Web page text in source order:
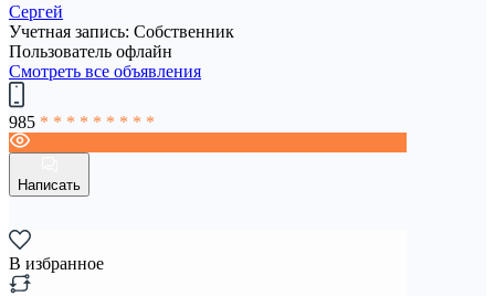
Сергей
Учетная запись: Собственник
Пользователь офлайн
Смотреть все объявления
985 * * * * * * * * *
Написать
В избранное